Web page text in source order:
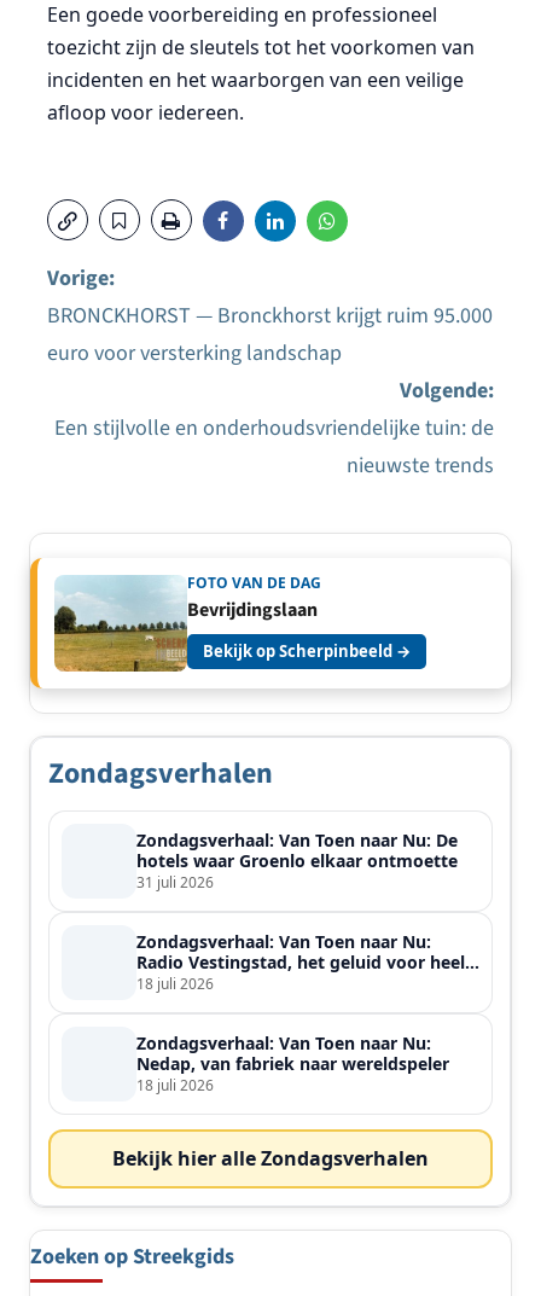
Een goede voorbereiding en professioneel
toezicht zijn de sleutels tot het voorkomen van
incidenten en het waarborgen van een veilige
afloop voor iedereen.
Bericht
Vorige:
BRONCKHORST — Bronckhorst krijgt ruim 95.000
euro voor versterking landschap
Volgende:
Een stijlvolle en onderhoudsvriendelijke tuin: de
nieuwste trends
FOTO VAN DE DAG
Bevrijdingslaan
Bekijk op Scherpinbeeld →
Zondagsverhalen
Zondagsverhaal: Van Toen naar Nu: De
hotels waar Groenlo elkaar ontmoette
31 juli 2026
Zondagsverhaal: Van Toen naar Nu:
Radio Vestingstad, het geluid voor heel
de streek
18 juli 2026
Zondagsverhaal: Van Toen naar Nu:
Nedap, van fabriek naar wereldspeler
18 juli 2026
Bekijk hier alle Zondagsverhalen
Zoeken op Streekgids